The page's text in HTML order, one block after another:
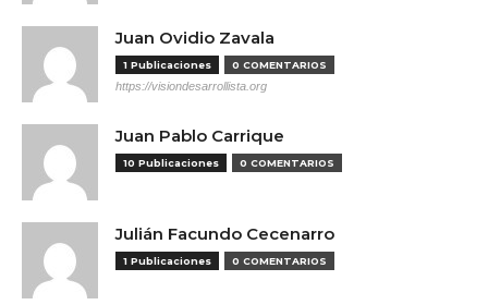
Juan Ovidio Zavala
1 Publicaciones 0 COMENTARIOS
https://visiondesarrollista.org
Juan Pablo Carrique
10 Publicaciones 0 COMENTARIOS
Julián Facundo Cecenarro
1 Publicaciones 0 COMENTARIOS